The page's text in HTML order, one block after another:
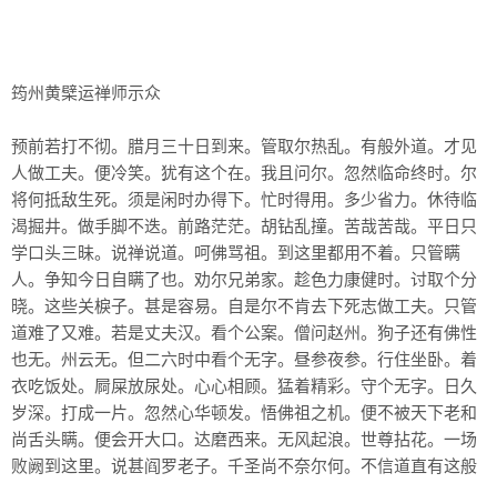
筠州黄檗运禅师示众
预前若打不彻。腊月三十日到来。管取尔热乱。有般外道。才见
人做工夫。便冷笑。犹有这个在。我且问尔。忽然临命终时。尔
将何抵敌生死。须是闲时办得下。忙时得用。多少省力。休待临
渴掘井。做手脚不迭。前路茫茫。胡钻乱撞。苦哉苦哉。平日只
学口头三昧。说禅说道。呵佛骂祖。到这里都用不着。只管瞒
人。争知今日自瞒了也。劝尔兄弟家。趁色力康健时。讨取个分
晓。这些关棙子。甚是容易。自是尔不肯去下死志做工夫。只管
道难了又难。若是丈夫汉。看个公案。僧问赵州。狗子还有佛性
也无。州云无。但二六时中看个无字。昼参夜参。行住坐卧。着
衣吃饭处。屙屎放尿处。心心相顾。猛着精彩。守个无字。日久
岁深。打成一片。忽然心华顿发。悟佛祖之机。便不被天下老和
尚舌头瞒。便会开大口。达磨西来。无风起浪。世尊拈花。一场
败阙到这里。说甚阎罗老子。千圣尚不奈尔何。不信道直有这般